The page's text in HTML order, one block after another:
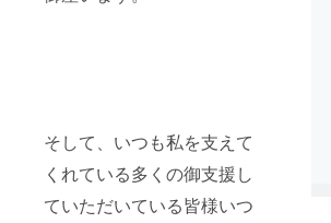
そして、いつも私を支えて
くれている多くの御支援し
ていただいている皆様いつ